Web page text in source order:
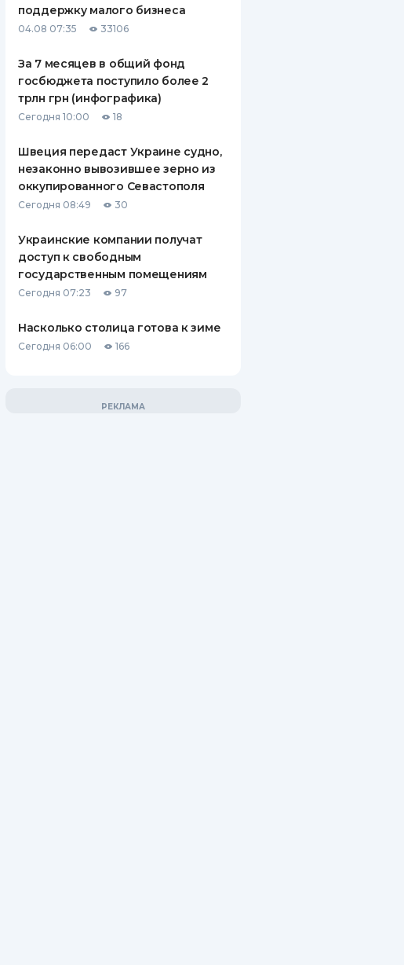
ПУТЕВОДИТЕЛИ ПО
ВСЕ СТРАХОВЫЕ ПОЛИСЫ
СТРАХОВЫЕ КОМПАНИИ
КОМПАНИЯХ
КОНТАКТЫ
поддержку малого бизнеса
04.08 07:35 33106
За 7 месяцев в общий фонд
госбюджета поступило более 2
трлн грн (инфографика)
Сегодня 10:00 18
Швеция передаст Украине судно,
незаконно вывозившее зерно из
оккупированного Севастополя
Сегодня 08:49 30
Украинские компании получат
доступ к свободным
государственным помещениям
Сегодня 07:23 97
Насколько столица готова к зиме
Сегодня 06:00 166